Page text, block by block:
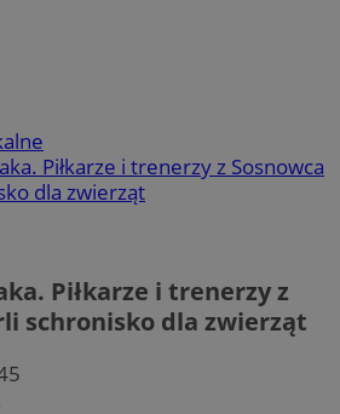
Piłkarze i trenerzy z Sosnowca
dla zwierząt
Piłkarze i trenerzy z
schronisko dla zwierząt